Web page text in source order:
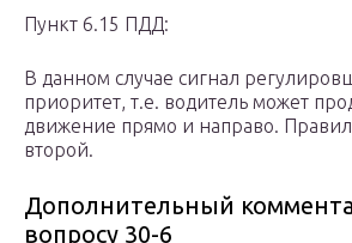
Пункт 6.15 ПДД:
В данном случае сигнал
приоритет, т.е. водитель может
движение прямо и направо.
второй.
Дополнительный
вопросу 30-6